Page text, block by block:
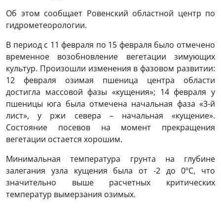
Об этом сообщает Ровенский областной центр по
гидрометеорологии.
В период с 11 февраля по 15 февраля было отмечено
временное возобновление вегетации зимующих
культур. Произошли изменения в фазовом развитии:
12 февраля озимая пшеница центра области
достигла массовой фазы «кущения»; 14 февраля у
пшеницы юга была отмечена начальная фаза «3-й
лист», у ржи севера – начальная «кущение».
Состояние посевов на момент прекращения
вегетации остается хорошим.
Минимальная температура грунта на глубине
залегания узла кущения была от -2 до 0ºС, что
значительно выше расчетных критических
температур вымерзания озимых.